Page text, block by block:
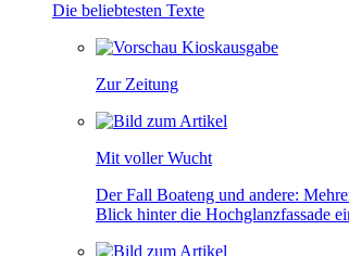
Die beliebtesten Texte
Zur Zeitung
Mit voller Wucht
Der Fall Boateng und andere:
Blick hinter die Hochglanzfassade